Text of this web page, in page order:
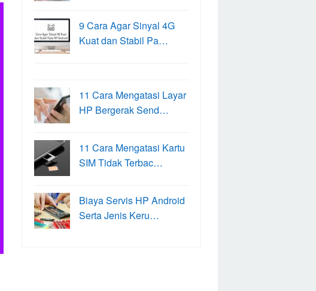
9 Cara Agar Sinyal 4G
Kuat dan Stabil Pa…
11 Cara Mengatasi Layar
HP Bergerak Send…
11 Cara Mengatasi Kartu
SIM Tidak Terbac…
Biaya Servis HP Android
Serta Jenis Keru…